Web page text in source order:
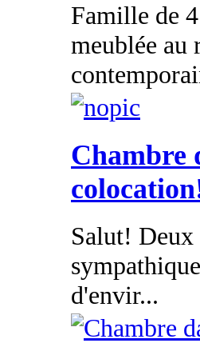
Famille de
meublée au
Chambre
Salut! Deux
d'envir...